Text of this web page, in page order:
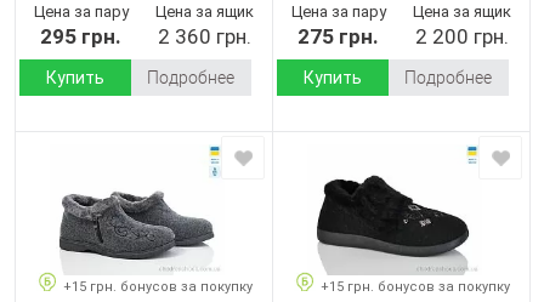
Цена за пару
295 грн.
Цена за ящик
2 360 грн.
Купить Подробнее
Цена за пару
275 грн.
Цена за ящик
2 200 грн.
Купить Подробнее
+15 грн. бонусов за покупку +15 грн. бонусов за покупку